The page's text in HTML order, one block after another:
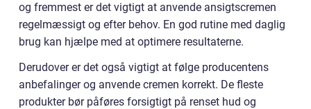
og fremmest er det vigtigt at anvende ansigtscremen
regelmæssigt og efter behov. En god rutine med daglig
brug kan hjælpe med at optimere resultaterne.
Derudover er det også vigtigt at følge producentens
anbefalinger og anvende cremen korrekt. De fleste
produkter bør påføres forsigtigt på renset hud og